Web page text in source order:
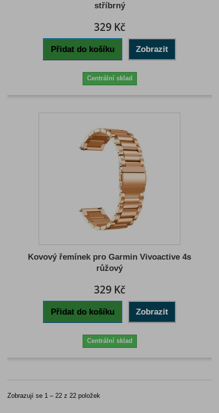
stříbrný
329 Kč
Přidat do košíku Zobrazit
Centrální sklad
Kovový řemínek pro Garmin Vivoactive 4s
růžový
329 Kč
Přidat do košíku Zobrazit
Centrální sklad
Zobrazují se 1 – 22 z 22 položek